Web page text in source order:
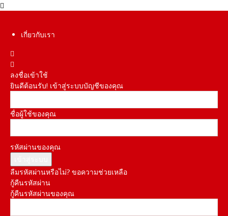
เกี่ยวกับเรา
ลงชื่อเข้าใช้
ยินดีต้อนรับ! เข้าสู่ระบบบัญชีของคุณ
ชื่อผู้ใช้ของคุณ
รหัสผ่านของคุณ
ลืมรหัสผ่านหรือไม่? ขอความช่วยเหลือ
กู้คืนรหัสผ่าน
กู้คืนรหัสผ่านของคุณ